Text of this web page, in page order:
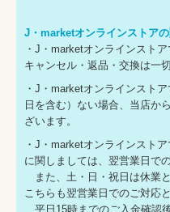
J・marketオンラインストア
・J・marketオンラインスト
キャンセル・返品・交換は一
・J・marketオンラインスト
日を含む）ない場合、当店か
ざいます。
・J・marketオンラインスト
に関しましては、翌営業日で
また、土・日・祝日は休業
こちらも翌営業日でのご対応
平日15時までのご入金確認